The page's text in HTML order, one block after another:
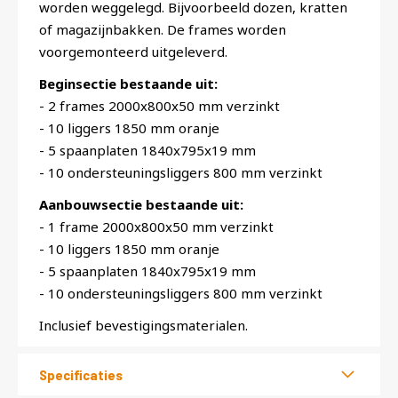
worden weggelegd. Bijvoorbeeld dozen, kratten
of magazijnbakken. De frames worden
voorgemonteerd uitgeleverd.
Beginsectie bestaande uit:
- 2 frames 2000x800x50 mm verzinkt
- 10 liggers 1850 mm oranje
- 5 spaanplaten 1840x795x19 mm
- 10 ondersteuningsliggers 800 mm verzinkt
Aanbouwsectie bestaande uit:
- 1 frame 2000x800x50 mm verzinkt
- 10 liggers 1850 mm oranje
- 5 spaanplaten 1840x795x19 mm
- 10 ondersteuningsliggers 800 mm verzinkt
Inclusief bevestigingsmaterialen.
Specificaties